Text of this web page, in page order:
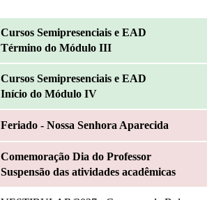
Cursos Semipresenciais e EAD
Término do Módulo III
Cursos Semipresenciais e EAD
Início do Módulo IV
Feriado - Nossa Senhora Aparecida
Comemoração Dia do Professor
Suspensão das atividades acadêmicas